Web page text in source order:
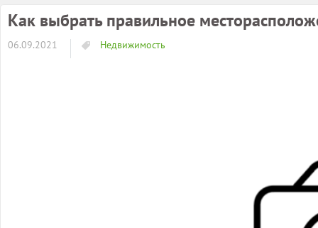
Как выбрать правильное
06.09.2021 Недвижимость